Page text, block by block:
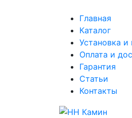
Главная
Каталог
Установка
Оплата и
Гарантия
Статьи
Контакты